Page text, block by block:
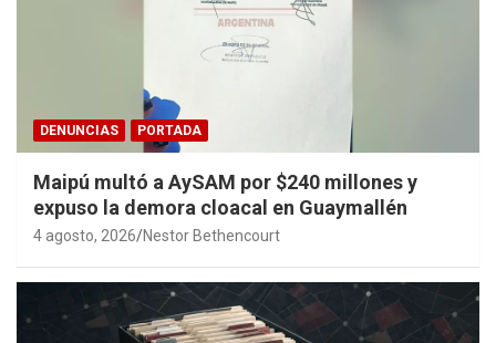
DENUNCIAS PORTADA
Maipú multó a AySAM por $240 millones y
expuso la demora cloacal en Guaymallén
4 agosto, 2026 Nestor Bethencourt